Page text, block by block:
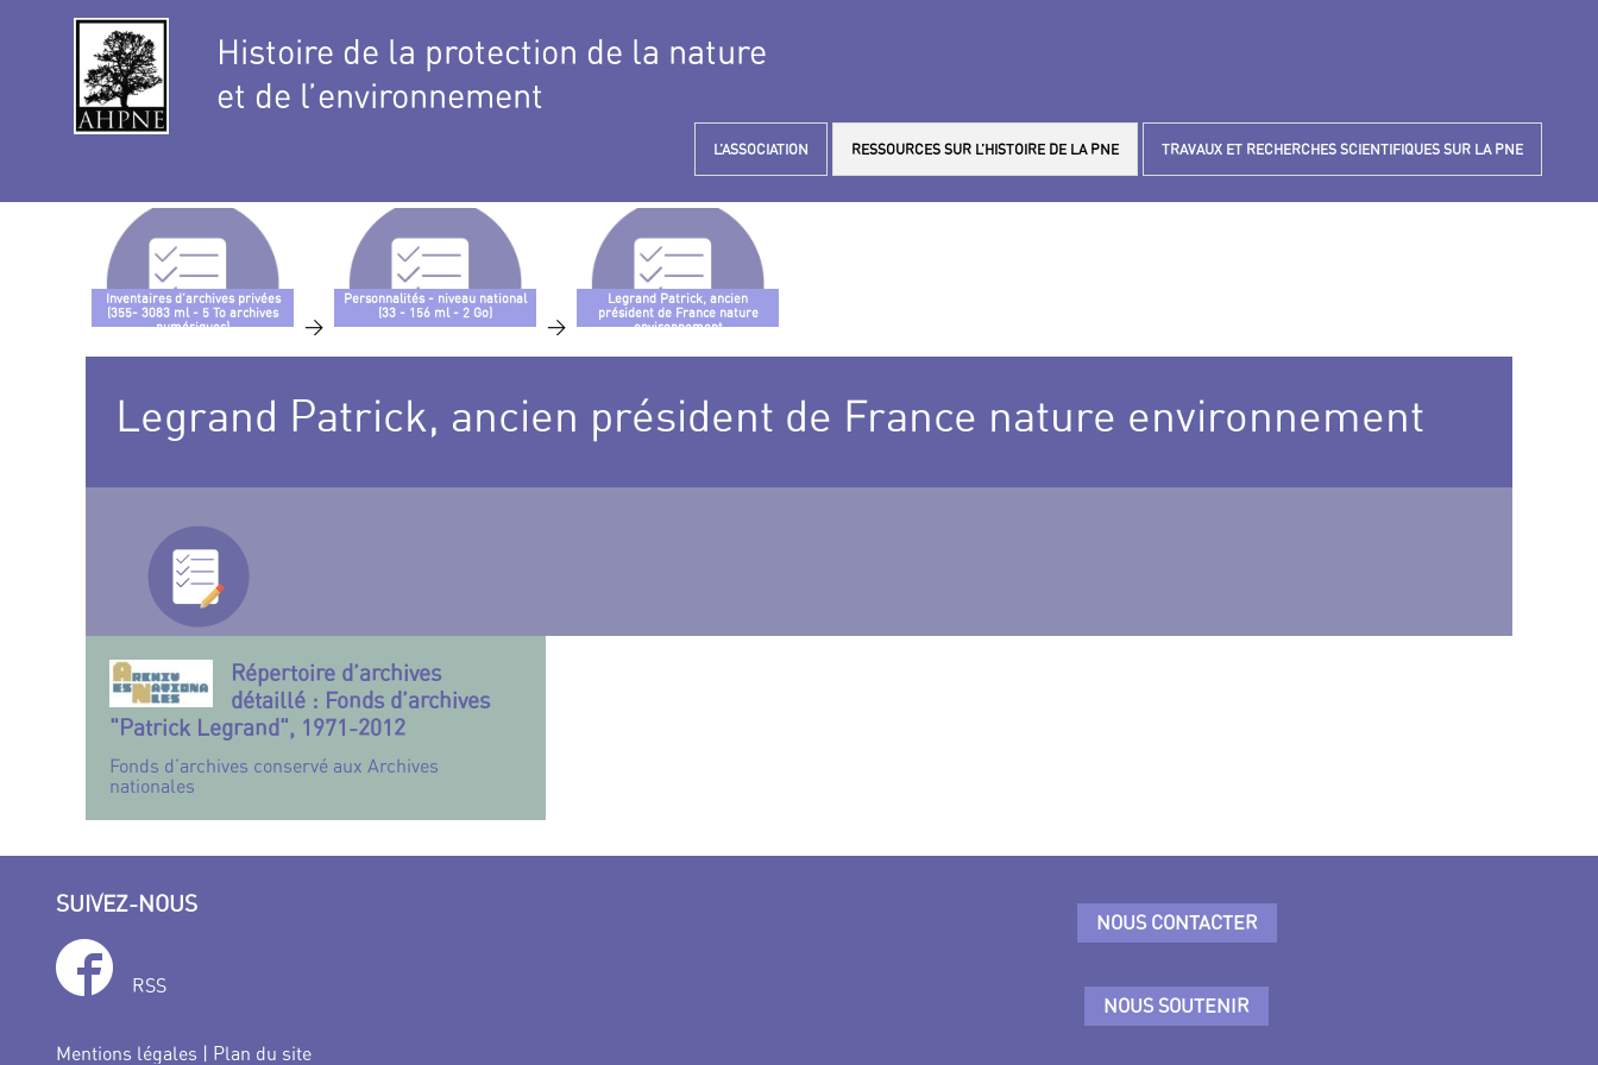
Histoire de la protection de la nature
et de l’environnement
L’ASSOCIATION RESSOURCES SUR L’HISTOIRE DE LA PNE TRAVAUX ET RECHERCHES SCIENTIFIQUES SUR LA PNE
Inventaires d’archives privées
(355- 3083 ml - 5 To archives
numériques)
>
Personnalités - niveau national
(33 - 156 ml - 2 Go)
>
Legrand Patrick, ancien
président de France nature
environnement
Legrand Patrick, ancien président de France nature environnement
Répertoire d’archives
détaillé : Fonds d’archives
"Patrick Legrand", 1971-2012
Fonds d’archives conservé aux Archives
nationales
SUIVEZ-NOUS
RSS
Mentions légales | Plan du site
NOUS CONTACTER
NOUS SOUTENIR